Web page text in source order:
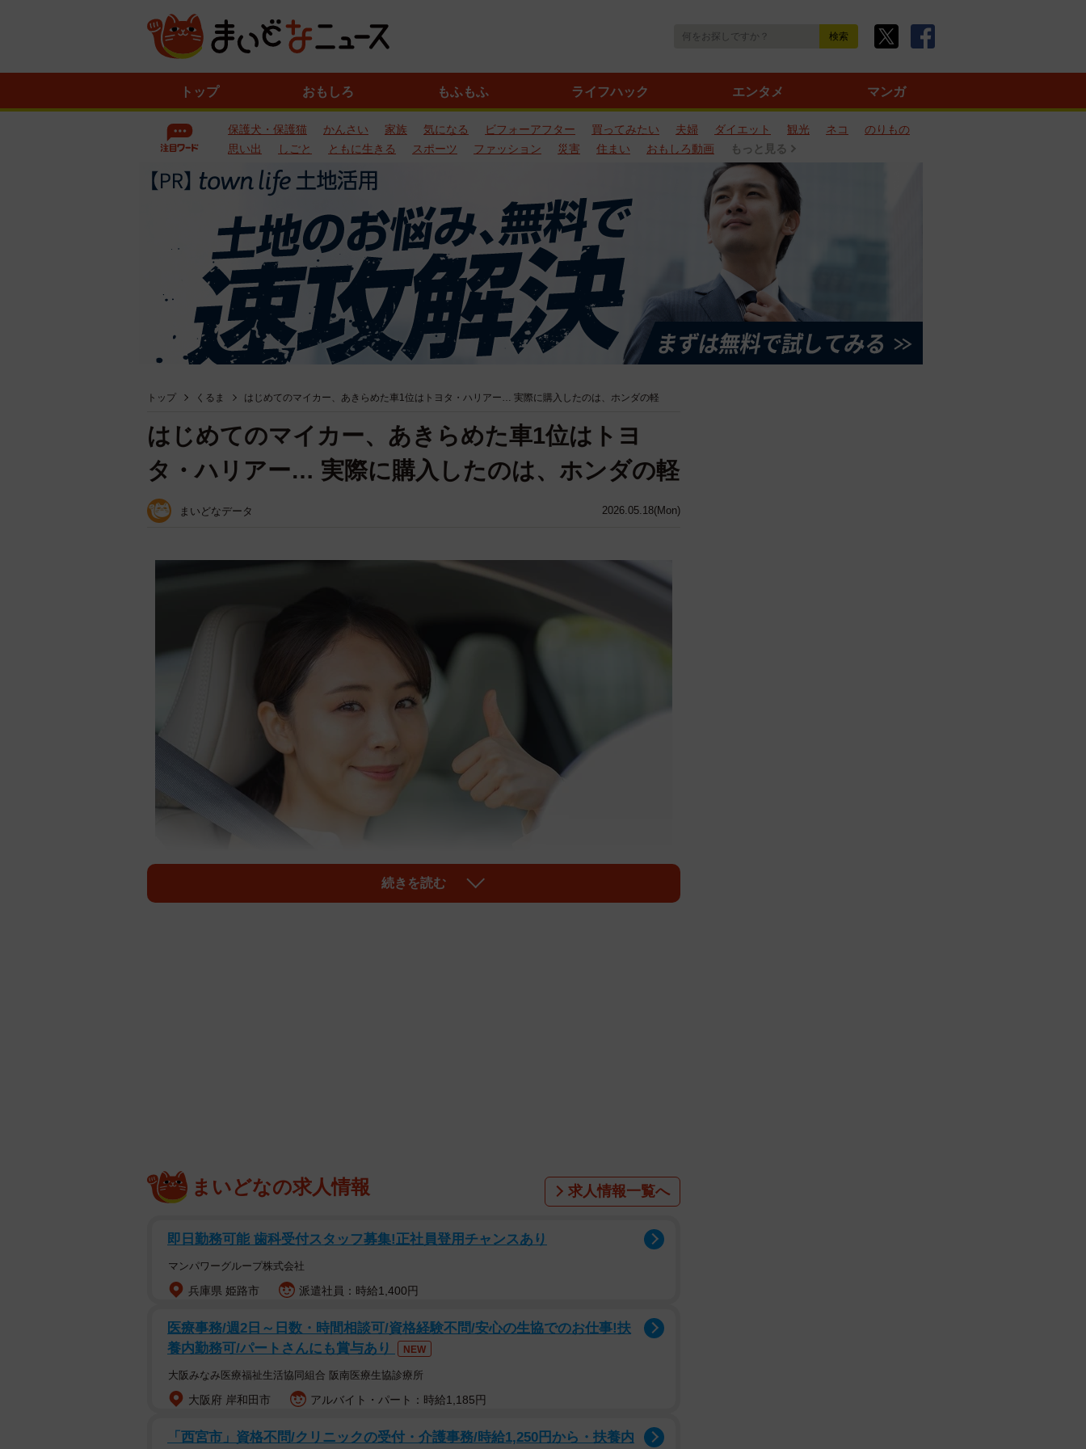
トップ おもしろ もふもふ ライフハック エンタメ マンガ
保護犬・保護猫 かんさい 家族 気になる ビフォーアフター 買ってみたい 夫婦 ダイエット 観光 ネコ
のりもの
思い出
しごと ともに生きる スポーツ ファッション 災害 住まい おもしろ動画 もっと見る
トップ くるま はじめてのマイカー、あきらめた車1位はトヨタ・ハリアー… 実際に購入したのは、ホンダの軽
2026.05.18(Mon)
はじめてのマイカー、あきらめた車1位はトヨ
タ・ハリアー… 実際に購入したのは、ホンダの軽
まいどなデータ
2/9
続きを読む
まいどなの求人情報 求人情報一覧へ
即日勤務可能 歯科受付スタッフ募集!正社員登用チャンスあり
マンパワーグループ株式会社
兵庫県 姫路市 派遣社員：時給1,400円
医療事務/週2日～日数・時間相談可/資格経験不問/安心の生協でのお仕事!扶
養内勤務可/パートさんにも賞与あり
NEW
大阪みなみ医療福祉生活協同組合 阪南医療生協診療所
大阪府 岸和田市 アルバイト・パート：時給1,185円
「西宮市」資格不問/クリニックの受付・介護事務/時給1,250円から・扶養内